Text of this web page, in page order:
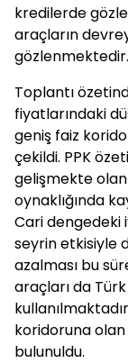
kredilerde
araçların
Toplantı
fiyatlarındaki
geniş faiz
çekildi. PPK
gelişmekte olan
oynaklığında
Cari dengedeki
seyrin etkisiyle
azalması bu
araçları da
koridoruna
bulunuldu.